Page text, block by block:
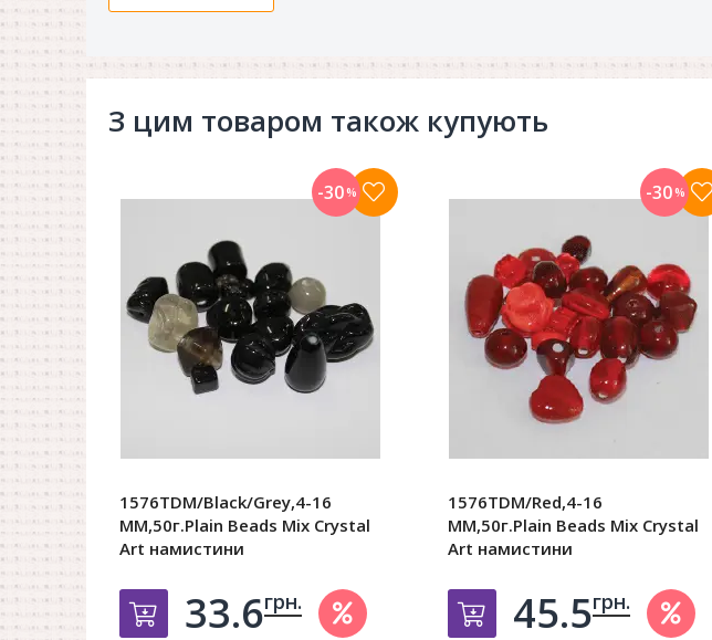
З цим товаром також купують
1576TDM/Black/Grey,4-16
MM,50г.Plain Beads Mix Crystal
Art намистини
Добавить в корзину
33.6грн.
-30%
1576TDM/Red,4-16
MM,50г.Plain Beads Mix Crystal
Art намистини
Добавить в корзину
45.5грн.
-30%